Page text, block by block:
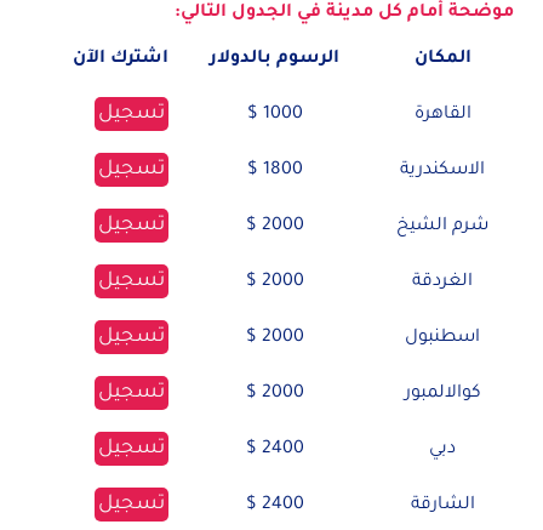
موضحة أمام كل مدينة في الجدول التالي:
المكان الرسوم بالدولار اشترك الآن
القاهرة 1000 $ تسجيل
الاسكندرية 1800 $ تسجيل
شرم الشيخ 2000 $ تسجيل
الغردقة 2000 $ تسجيل
اسطنبول 2000 $ تسجيل
كوالالمبور 2000 $ تسجيل
دبي 2400 $ تسجيل
الشارقة 2400 $ تسجيل